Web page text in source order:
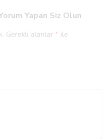
Yapan Siz Olun
Gerekli alanlar * ile